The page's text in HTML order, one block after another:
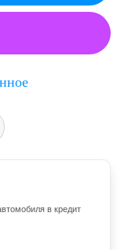
в кредит